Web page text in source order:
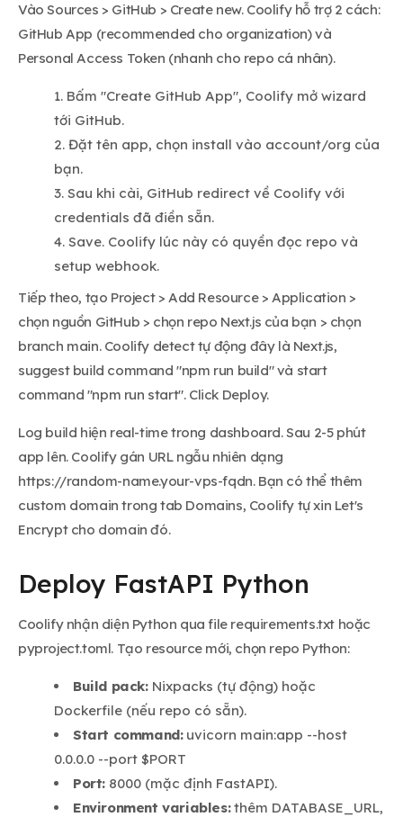
Vào Sources > GitHub > Create new. Coolify hỗ trợ 2 cách:
GitHub App (recommended cho organization) và
Personal Access Token (nhanh cho repo cá nhân).
Bấm "Create GitHub App", Coolify mở wizard
tới GitHub.
Đặt tên app, chọn install vào account/org của
bạn.
Sau khi cài, GitHub redirect về Coolify với
credentials đã điền sẵn.
Save. Coolify lúc này có quyền đọc repo và
setup webhook.
Tiếp theo, tạo Project > Add Resource > Application >
chọn nguồn GitHub > chọn repo Next.js của bạn > chọn
branch main. Coolify detect tự động đây là Next.js,
suggest build command "npm run build" và start
command "npm run start". Click Deploy.
Log build hiện real-time trong dashboard. Sau 2-5 phút
app lên. Coolify gán URL ngẫu nhiên dạng
https://random-name.your-vps-fqdn. Bạn có thể thêm
custom domain trong tab Domains, Coolify tự xin Let's
Encrypt cho domain đó.
Deploy FastAPI Python
Coolify nhận diện Python qua file requirements.txt hoặc
pyproject.toml. Tạo resource mới, chọn repo Python:
Build pack:Nixpacks (tự động) hoặc
Dockerfile (nếu repo có sẵn).
Start command:uvicorn main:app --host
0.0.0.0 --port $PORT
Port: 8000 (mặc định FastAPI).
Environment variables:thêm DATABASE_URL,